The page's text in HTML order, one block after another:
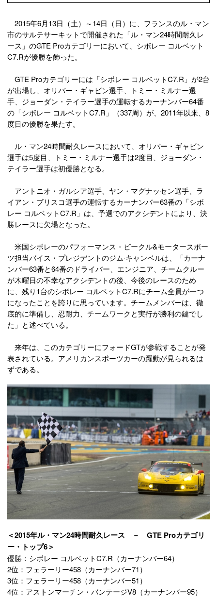
2015年6月13日（土）～14日（日）に、フランスのル・マン
市のサルテサーキットで開催された「ル・マン24時間耐久レ
ース」のGTE Proカテゴリーにおいて、シボレー コルベット
C7.Rが優勝を飾った。
GTE Proカテゴリーには「シボレー コルベットC7.R」が2台
が出場し、オリバー・ギャビン選手、トミー・ミルナー選
手、ジョーダン・テイラー選手の運転するカーナンバー64番
の「シボレー コルベットC7.R」（337周）が、2011年以来、8
度目の優勝を果たす。
ル・マン24時間耐久レースにおいて、オリバー・ギャビン
選手は5度目、トミー・ミルナー選手は2度目、ジョーダン・
テイラー選手は初優勝となる。
アントニオ・ガルシア選手、ヤン・マグナッセン選手、ラ
イアン・ブリスコ選手の運転するカーナンバー63番の「シボ
レー コルベットC7.R」は、予選でのアクシデントにより、決
勝レースに欠場となった。
米国シボレーのパフォーマンス・ビークル&モータースポー
ツ担当バイス・プレジデントのジム·キャンベルは、「カーナ
ンバー63番と64番のドライバー、エンジニア、チームクルー
が木曜日の不幸なアクシデントの後、今後のレースのため
に、残り1台のシボレー コルベットC7.Rにチーム全員が一つ
になったことを誇りに思っています。チームメンバーは、徹
底的に準備し、忍耐力、チームワークと実行が勝利の鍵でし
た」と述べている。
来年は、このカテゴリーにフォードGTが参戦することが発
表されている。アメリカンスポーツカーの躍動が見られるは
ずである。
＜2015年ル・マン24時間耐久レース － GTE Proカテゴリ
ー・トップ6＞
優勝：シボレー コルベットC7.R（カーナンバー64）
2位：フェラーリー458（カーナンバー71）
3位：フェラーリー458（カーナンバー51）
4位：アストンマーチン・バンテージV8（カーナンバー95）